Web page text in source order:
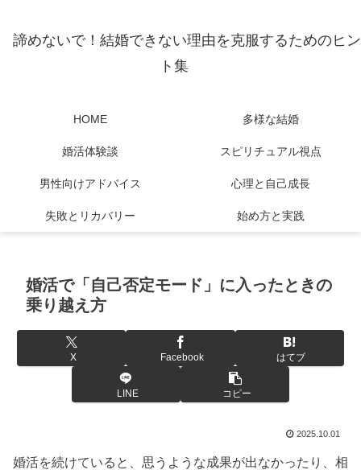
諦めないで！結婚できない理由を克服するためのヒン
ト集
HOME 多様な結婚
婚活体験談 スピリチュアル視点
男性向けアドバイス 心理と自己成長
失敗とリカバリー 始め方と実践
婚活で「自己否定モード」に入ったときの
乗り越え方
X Facebook はてブ
LINE コピー
2025.10.01
婚活を続けていると、思うような成果が出なかったり、相